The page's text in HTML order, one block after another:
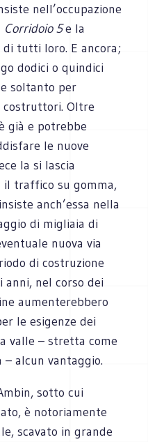
nell’occupazione
Corridoio 5e la
di tutti loro. E ancora;
dodici o quindici
soltanto per
costruttori. Oltre
già e potrebbe
le nuove
la si lascia
traffico su gomma,
anch’essa nella
di migliaia di
nuova via
di costruzione
nel corso dei
aumenterebbero
le esigenze dei
valle – stretta come
alcun vantaggio.
sotto cui
è notoriamente
scavato in grande